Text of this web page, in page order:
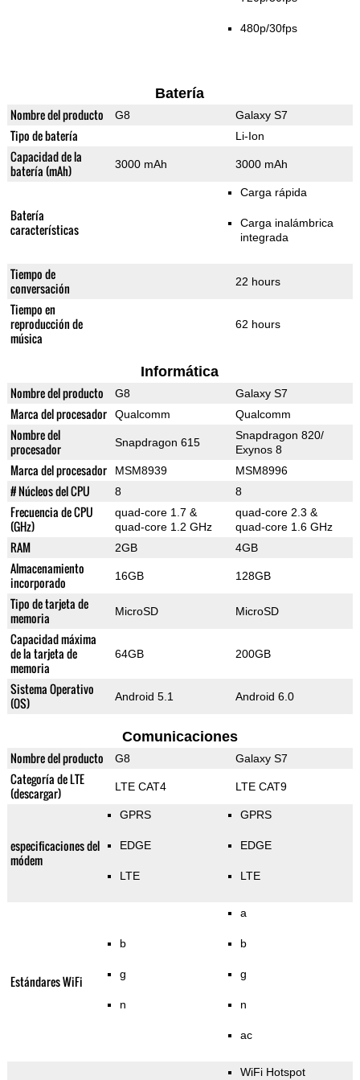
480p/30fps
Batería
Nombre del producto G8 Galaxy S7
Tipo de batería Li-Ion
Capacidad de la
batería (mAh)
3000 mAh 3000 mAh
Batería
características
Carga rápida
Carga inalámbrica
integrada
Tiempo de
conversación
22 hours
Tiempo en
reproducción de
música
62 hours
Informática
Nombre del producto G8 Galaxy S7
Marca del procesador Qualcomm Qualcomm
Nombre del
procesador
Snapdragon 615
Snapdragon 820/
Exynos 8
Marca del procesador MSM8939 MSM8996
# Núcleos del CPU 8 8
Frecuencia de CPU
(GHz)
quad-core 1.7 &
quad-core 1.2 GHz
quad-core 2.3 &
quad-core 1.6 GHz
RAM 2GB 4GB
Almacenamiento
incorporado
16GB 128GB
Tipo de tarjeta de
memoria
MicroSD MicroSD
Capacidad máxima
de la tarjeta de
memoria
64GB 200GB
Sistema Operativo
(OS)
Android 5.1 Android 6.0
Comunicaciones
Nombre del producto G8 Galaxy S7
Categoría de LTE
(descargar)
LTE CAT4 LTE CAT9
especificaciones del
módem
GPRS
EDGE
LTE
GPRS
EDGE
LTE
Estándares WiFi
b
g
n
a
b
g
n
ac
WiFi Hotspot